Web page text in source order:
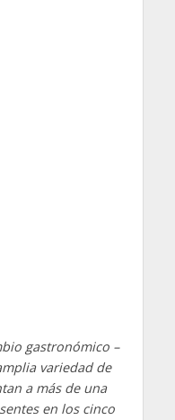
gastronómico –
variedad de
a más de una
en los cinco